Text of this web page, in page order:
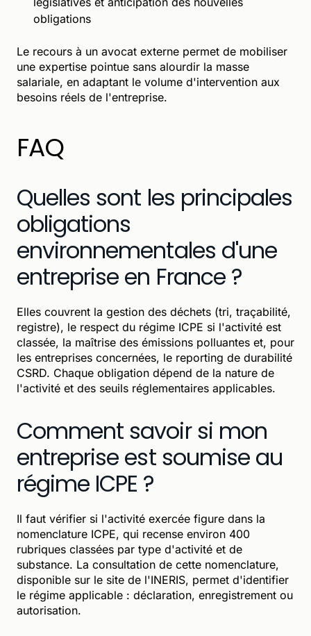
obligations
Le recours à un avocat externe permet de mobiliser
une expertise pointue sans alourdir la masse
salariale, en adaptant le volume d'intervention aux
besoins réels de l'entreprise.
FAQ
Quelles sont les principales
obligations
environnementales d'une
entreprise en France ?
Elles couvrent la gestion des déchets (tri, traçabilité,
registre), le respect du régime ICPE si l'activité est
classée, la maîtrise des émissions polluantes et, pour
les entreprises concernées, le reporting de durabilité
CSRD. Chaque obligation dépend de la nature de
l'activité et des seuils réglementaires applicables.
Comment savoir si mon
entreprise est soumise au
régime ICPE ?
Il faut vérifier si l'activité exercée figure dans la
nomenclature ICPE, qui recense environ 400
rubriques classées par type d'activité et de
substance. La consultation de cette nomenclature,
disponible sur le site de l'INERIS, permet d'identifier
le régime applicable : déclaration, enregistrement ou
autorisation.